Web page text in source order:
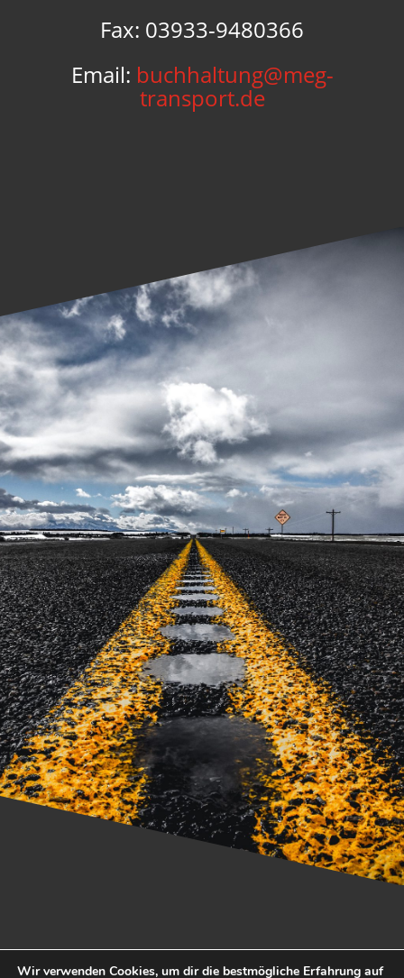
Fax: 03933-9480366
Email: buchhaltung@meg-
transport.de
Wir verwenden Cookies, um dir die bestmögliche Erfahrung auf